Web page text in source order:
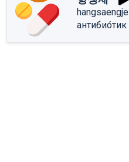
hangsaengje
антибио́тик